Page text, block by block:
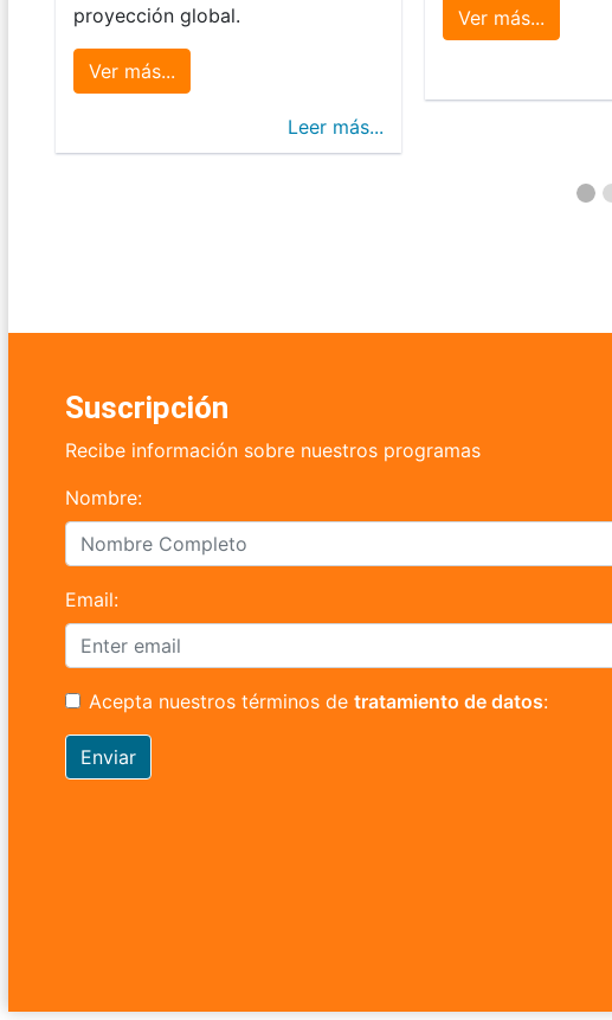
proyección global.
Ver más...
Leer más...
Ver más...
Suscripción
Recibe información sobre nuestros programas
Nombre:
Email:
Acepta nuestros términos de tratamiento de datos:
Enviar